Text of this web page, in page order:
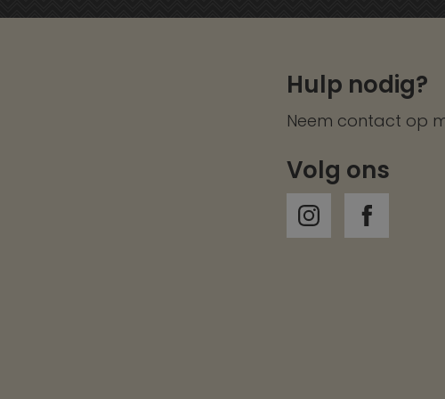
Hulp nodig?
Neem contact op
Volg ons